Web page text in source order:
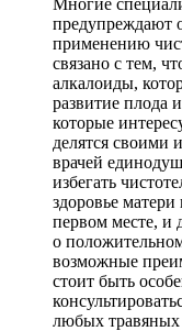
предупреждают
применению
связано с тем,
алкалоиды,
развитие
которые
делятся своими
врачей
избегать
здоровье
первом месте, и
о
возможные
стоит быть
любых травяных